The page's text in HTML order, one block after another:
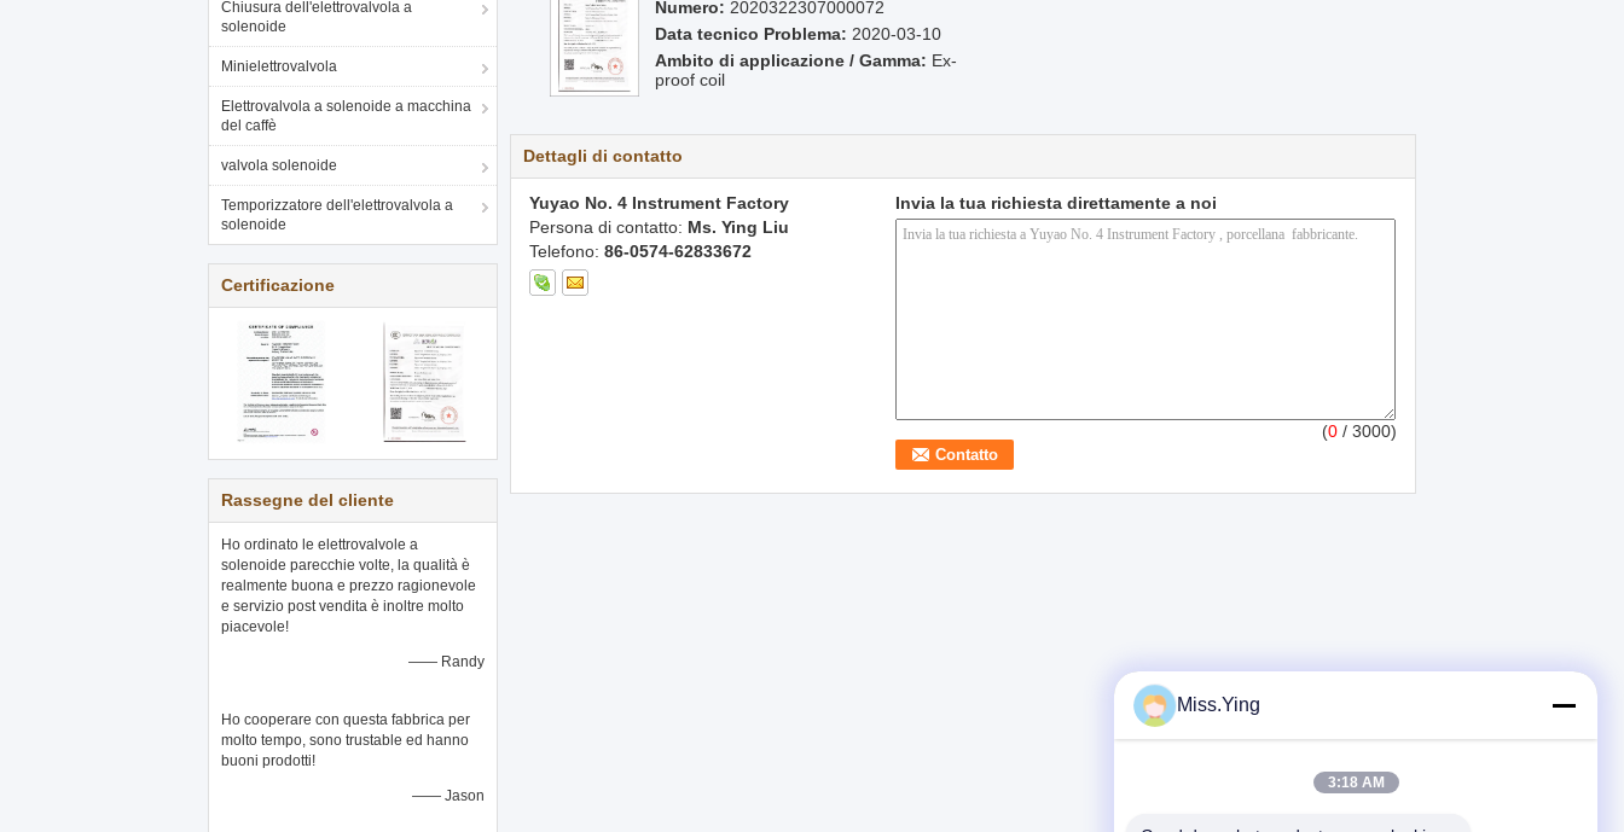
Chiusura dell'elettrovalvola a
solenoide
Minielettrovalvola
Elettrovalvola a solenoide a macchina
del caffè
valvola solenoide
Temporizzatore dell'elettrovalvola a
solenoide
Certificazione
Rassegne del cliente
Ho ordinato le elettrovalvole a
solenoide parecchie volte, la qualità è
realmente buona e prezzo ragionevole
e servizio post vendita è inoltre molto
piacevole!
—— Randy
Ho cooperare con questa fabbrica per
molto tempo, sono trustable ed hanno
buoni prodotti!
—— Jason
Numero: 2020322307000072
Data tecnico Problema: 2020-03-10
Ambito di applicazione / Gamma: Ex-
proof coil
Dettagli di contatto
Yuyao No. 4 Instrument Factory
Persona di contatto: Ms. Ying Liu
Telefono: 86-0574-62833672
Invia la tua richiesta direttamente a noi
(0 / 3000)
Miss.Ying
3:18 AM